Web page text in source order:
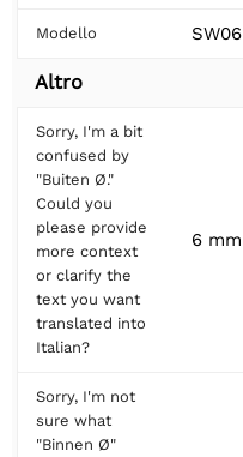
Modello SW06
Altro
Sorry, I'm a bit
confused by
"Buiten Ø."
Could you
please provide
more context
or clarify the
text you want
translated into
Italian?
6 mm
Sorry, I'm not
sure what
"Binnen Ø"